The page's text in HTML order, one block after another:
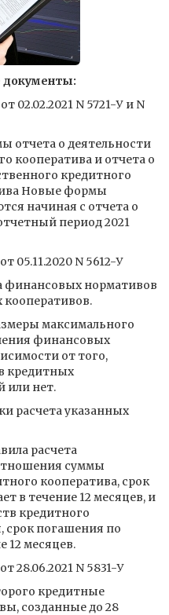
документы:
02.02.2021 N 5721-У и N
отчета о деятельности
кооператива и отчета о
кредитного
Новые формы
начиная с отчета о
период 2021
05.11.2020 N 5612-У
финансовых нормативов
кооперативов.
максимального
финансовых
от того,
кредитных
или нет.
расчета указанных
расчета
суммы
кооператива, срок
в течение 12 месяцев, и
кредитного
срок погашения по
12 месяцев.
28.06.2021 N 5831-У
кредитные
созданные до 28